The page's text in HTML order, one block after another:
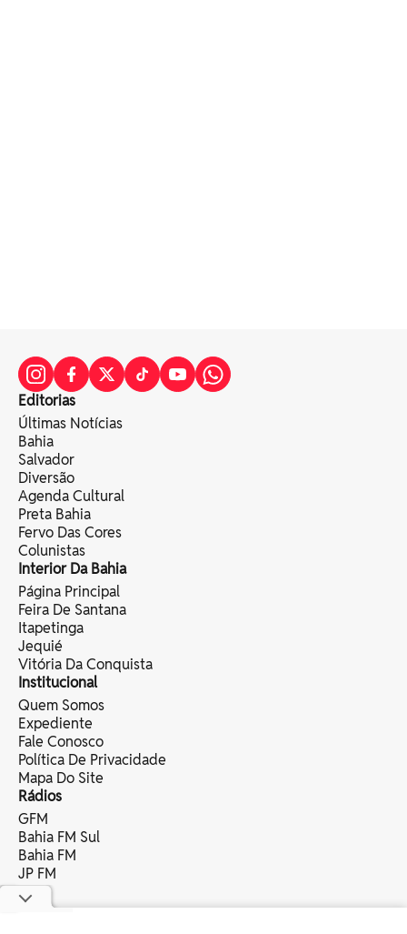
Editorias
Últimas Notícias
Bahia
Salvador
Diversão
Agenda Cultural
Preta Bahia
Fervo Das Cores
Colunistas
Interior Da Bahia
Página Principal
Feira De Santana
Itapetinga
Jequié
Vitória Da Conquista
Institucional
Quem Somos
Expediente
Fale Conosco
Política De Privacidade
Mapa Do Site
Rádios
GFM
Bahia FM Sul
Bahia FM
JP FM